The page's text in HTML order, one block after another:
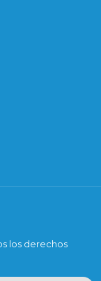
los derechos